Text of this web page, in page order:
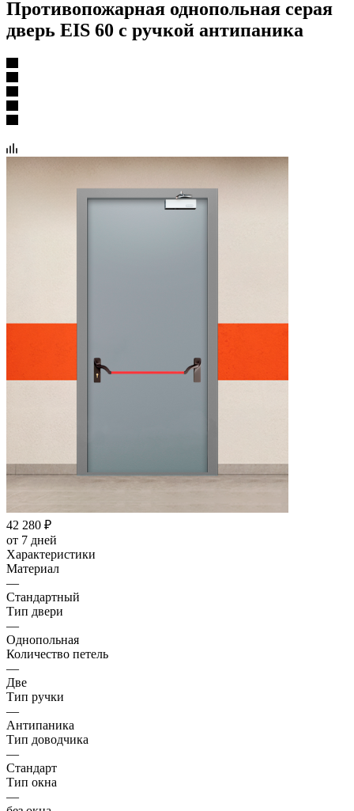
Противопожарная однопольная серая
дверь EIS 60 с ручкой антипаника
42 280 ₽
от 7 дней
Характеристики
Материал
—
Стандартный
Тип двери
—
Однопольная
Количество петель
—
Две
Тип ручки
—
Антипаника
Тип доводчика
—
Стандарт
Тип окна
—